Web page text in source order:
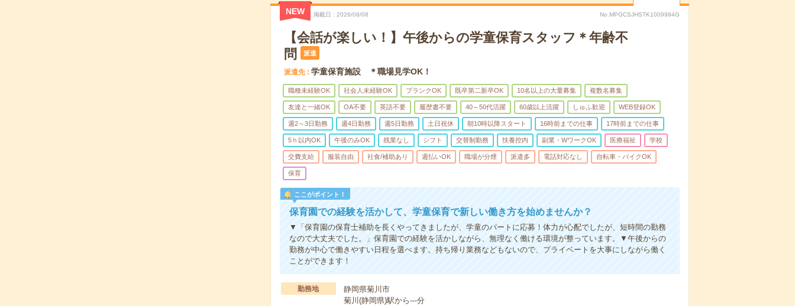
NEW 掲載日 2026/08/08 No.MPGCSJHSTK1009994G
【会話が楽しい！】午後からの学童保育スタッフ＊年齢不
問
派遣
派遣先 学童保育施設 ＊職場見学OK！
職種未経験OK 社会人未経験OK ブランクOK 既卒第二新卒OK 10名以上の大量募集 複数名募集
友達と一緒OK OA不要 英語不要 履歴書不要 40～50代活躍 60歳以上活躍 しゅふ歓迎 WEB登録OK
週2～3日勤務 週4日勤務 週5日勤務 土日祝休 朝10時以降スタート 16時前までの仕事 17時前までの仕事
5ｈ以内OK 午後のみOK 残業なし シフト 交替制勤務 扶養控内 副業・WワークOK 医療福祉 学校
交費支給 服装自由 社食/補助あり 週払いOK 職場が分煙 派遣多 電話対応なし 自転車・バイクOK
保育
ここがポイント！
保育園での経験を活かして、学童保育で新しい働き方を始めませんか？
▼「保育園の保育士補助を長くやってきましたが、学童のパートに応募！体力が心配でしたが、短時間の勤務
なので大丈夫でした。」保育園での経験を活かしながら、無理なく働ける環境が整っています。▼午後からの
勤務が中心で働きやすい日程を選べます。持ち帰り業務などもないので、プライベートを大事にしながら働く
ことができます！
勤務地
静岡県菊川市
菊川(静岡県)駅から---分